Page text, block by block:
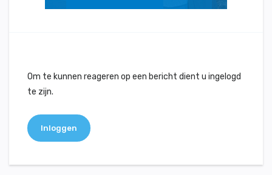
Om te kunnen reageren op een bericht dient u ingelogd
te zijn.
Inloggen